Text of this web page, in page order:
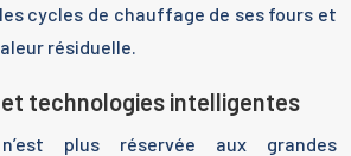
cycles de chauffage de ses fours et
résiduelle.
technologies intelligentes
n’est plus réservée aux grandes